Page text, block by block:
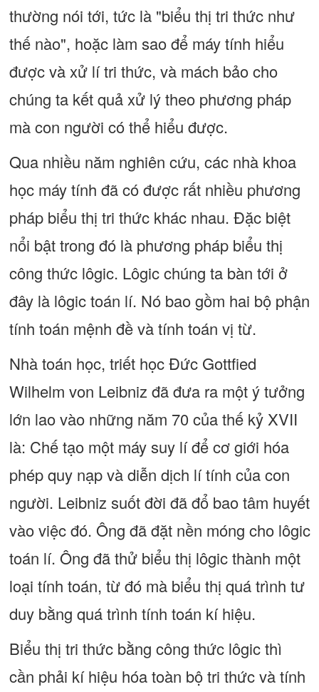
thường nói tới, tức là "biểu thị tri thức như
thế nào", hoặc làm sao để máy tính hiểu
được và xử lí tri thức, và mách bảo cho
chúng ta kết quả xử lý theo phương pháp
mà con người có thể hiểu được.
Qua nhiều năm nghiên cứu, các nhà khoa
học máy tính đã có được rất nhiều phương
pháp biểu thị tri thức khác nhau. Đặc biệt
nổi bật trong đó là phương pháp biểu thị
công thức lôgic. Lôgic chúng ta bàn tới ở
đây là lôgic toán lí. Nó bao gồm hai bộ phận
tính toán mệnh đề và tính toán vị từ.
Nhà toán học, triết học Đức Gottfied
Wilhelm von Leibniz đã đưa ra một ý tưởng
lớn lao vào những năm 70 của thế kỷ XVII
là: Chế tạo một máy suy lí để cơ giới hóa
phép quy nạp và diễn dịch lí tính của con
người. Leibniz suốt đời đã đổ bao tâm huyết
vào việc đó. Ông đã đặt nền móng cho lôgic
toán lí. Ông đã thử biểu thị lôgic thành một
loại tính toán, từ đó mà biểu thị quá trình tư
duy bằng quá trình tính toán kí hiệu.
Biểu thị tri thức bằng công thức lôgic thì
cần phải kí hiệu hóa toàn bộ tri thức và tính